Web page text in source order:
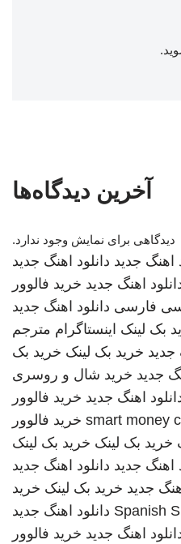
.
آخرین دیدگاه‌ها
دیدگاهی برای نمایش وجود ندارد.
اهنگ جدید دانلود اهنگ جدید
اهنگ جدید خرید فالوور
فارسی دانلود اهنگ جدید
بک لینک اینستاگرام مترجم
جدید خرید بک لینک خرید بک
جدید خرید شال و روسری
اهنگ جدید خرید فالوور
smart money خرید فالوور
خرید بک لینک خرید بک لینک
اهنگ جدید دانلود اهنگ جدید
جدید خرید بک لینک خرید
Spanish دانلود اهنگ جدید
اهنگ جدید خرید فالوور